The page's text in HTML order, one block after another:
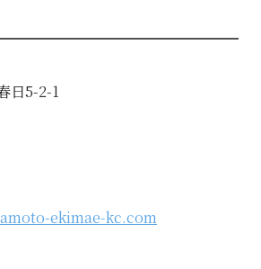
日5-2-1
ekimae-kc.com